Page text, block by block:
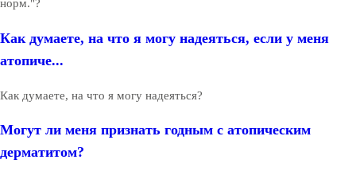
норм."?
Как думаете, на что я могу надеяться, если у меня
атопиче...
Как думаете, на что я могу надеяться?
Могут ли меня признать годным с атопическим
дерматитом?